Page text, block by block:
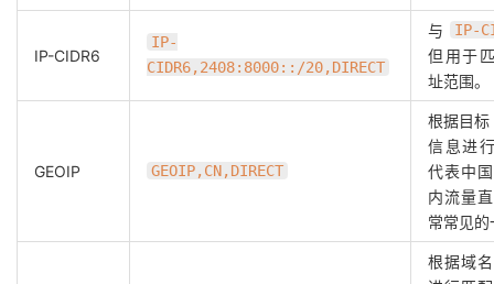
IP-CIDR6
IP-
CIDR6,2408:8000::/20,DIRECT
与 IP-
但用于
址范围。
GEOIP GEOIP,CN,DIRECT
根据目
信息进
代表中
内流量
常常见
根据域